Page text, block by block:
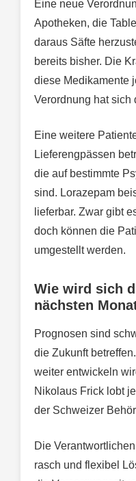
Eine neue
Apotheken, die
daraus Säfte
bereits bisher. Die
diese Medikamente
Verordnung hat sich
Eine weitere
Lieferengpässen
die auf bestimmte
sind. Lorazepam
lieferbar. Zwar gibt
doch können die
umgestellt werden.
Wie wird sich
nächsten
Prognosen sind
die Zukunft
weiter entwickeln
Nikolaus Frick lobt
der Schweizer
Die
rasch und flexibel